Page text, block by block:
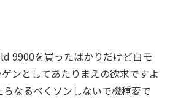
9900を買ったばかりだけど白モ
ンとしてあたりまえの欲求ですよ
なるべくソンしないで機種変で